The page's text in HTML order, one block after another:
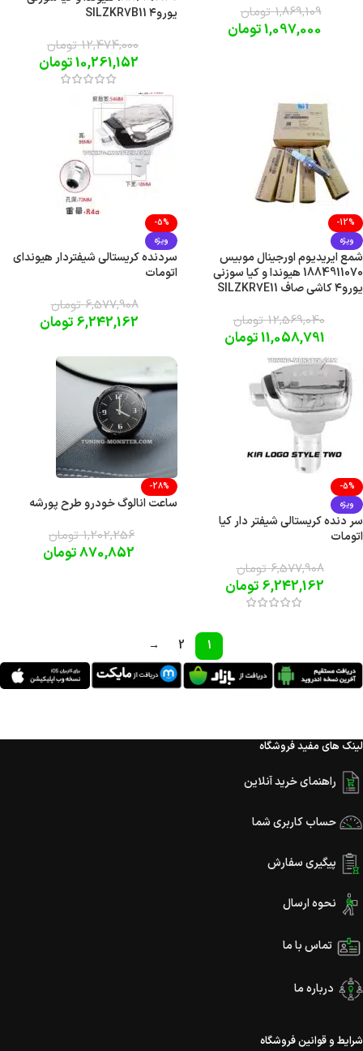
1,869,109 تومان
1,097,000تومان
یورو۴ SILZKR7B11
12,474,000 تومان
10,261,152تومان
-12%
ویژه
شمع ایریدیوم اورجینال موبیس
1884911070 هیوندا و کیا سوزنی
یورو۴ کاشی صاف SILZKR7E11
12,569,040 تومان
11,058,791تومان
-5%
ویژه
سردنده کریستالی شیفتردار هیوندای
اتومات
6,577,908 تومان
6,242,162تومان
-5%
ویژه
سر دنده کریستالی شیفتر دار کیا
اتومات
6,577,908 تومان
6,242,162تومان
-28%
ساعت انالوگ خودرو طرح پورشه
1,202,256 تومان
870,852تومان
1
2
→
لینک های مفید فروشگاه
راهنمای خرید آنلاین
حساب کاربری شما
پیگیری سفارش
نحوه ارسال
تماس با ما
درباره ما
شرایط و قوانین فروشگاه